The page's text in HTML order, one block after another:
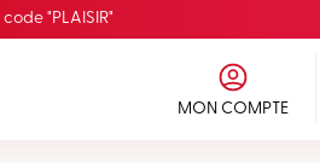
"PLAISIR"
MON COMPTE